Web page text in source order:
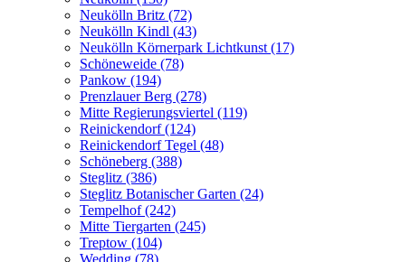
Neukölln Britz (72)
Neukölln Kindl (43)
Neukölln Körnerpark Lichtkunst (17)
Schöneweide (78)
Pankow (194)
Prenzlauer Berg (278)
Mitte Regierungsviertel (119)
Reinickendorf (124)
Reinickendorf Tegel (48)
Schöneberg (388)
Steglitz (386)
Steglitz Botanischer Garten (24)
Tempelhof (242)
Mitte Tiergarten (245)
Treptow (104)
Wedding (78)